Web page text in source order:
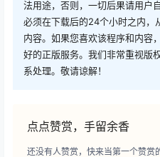
法用途，否则，一切后果请用户
必须在下载后的24个小时之内，
内容。如果您喜欢该程序和内容
好的正版服务。我们非常重视版
系处理。敬请谅解！
点点赞赏，手留余香
还没有人赞赏，快来当第一个赞赏